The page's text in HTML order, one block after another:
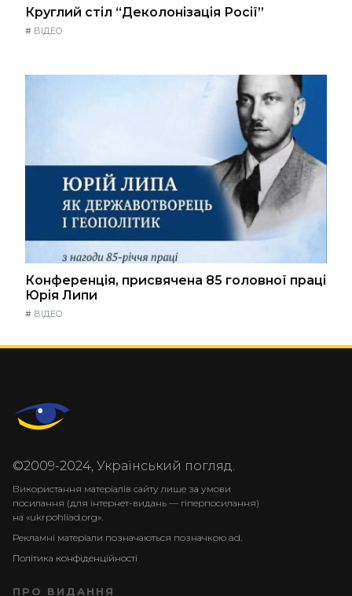
Круглий стіл “Деколонізація Росії”
# ВІДЕО
Конференція, присвячена 85 головної праці
Юрія Липи
# ВІДЕО
©2009-2024, Український погляд.
Використання матеріалів сайту лише за умови
посилання (для інтернет-видань — гіперпосилання)
на «ukrpohliad.org».
Рекламні матеріали позначаються позначкою ad.
Політика конфіденційності
ПРО ВИДАННЯ